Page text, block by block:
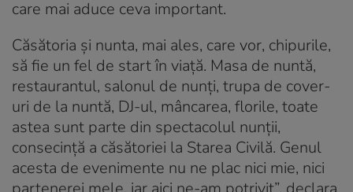
care mai aduce ceva important.
Căsătoria și nunta, mai ales, care vor, chipurile,
să fie un fel de start în viață. Masa de nuntă,
restaurantul, salonul de nunți, trupa de cover-
uri de la nuntă, DJ-ul, mâncarea, florile, toate
astea sunt parte din spectacolul nunţii,
consecinţă a căsătoriei la Starea Civilă. Genul
acesta de evenimente nu ne plac nici mie, nici